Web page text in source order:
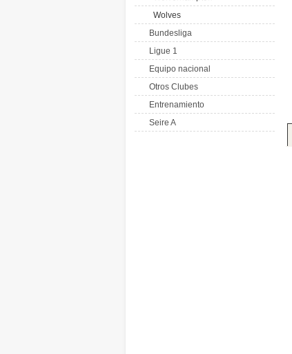
Wolves
Bundesliga
Ligue 1
Equipo nacional
Otros Clubes
Entrenamiento
Seire A